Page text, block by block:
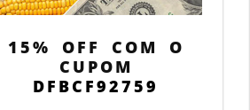
15% OFF COM O
CUPOM
DFBCF92759